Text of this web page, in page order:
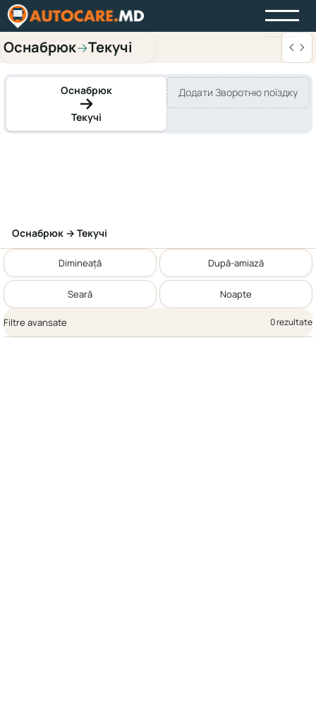
Оснабрюк→Текучі
Оснабрюк
Текучі
Додати Зворотню поїздку
Оснабрюк → Текучі
Dimineață După-amiază
Seară Noapte
Filtre avansate 0 rezultate